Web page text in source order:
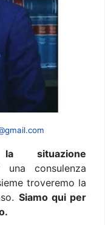
situazione
consulenza
troveremo la
Siamo qui per